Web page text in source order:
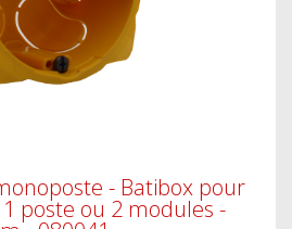
- Batibox pour
poste ou 2 modules -